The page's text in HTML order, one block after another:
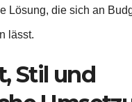
Lösung, die sich an
lässt.
Stil und